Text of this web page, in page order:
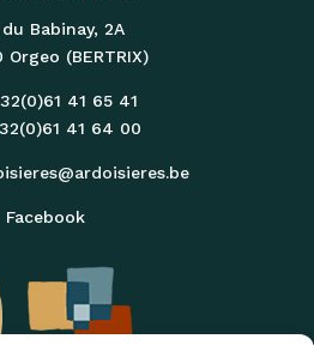
Babinay‚ 2A
Orgeo (BERTRIX)
41 65 41
41 64 00
Facebook